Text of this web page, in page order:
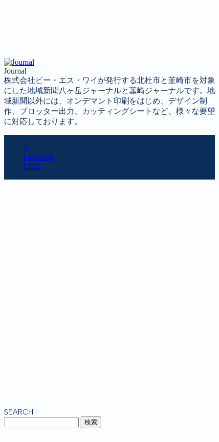
Journal
株式会社ピー・エス・ワイが発行する北杜市と韮崎市を対象
にした地域新聞八ヶ岳ジャーナルと韮崎ジャーナルです。地
域新聞以外には、オンデマント印刷をはじめ、デザイン制
作、プロッター出力、カッティングシートなど、様々な要望
に対応しております。
X
Facebook
LINE
SEARCH